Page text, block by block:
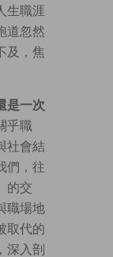
生職涯
道忽然
及，焦
是一次
乎職
社會結
們，往
的交
職場地
取代的
深入剖